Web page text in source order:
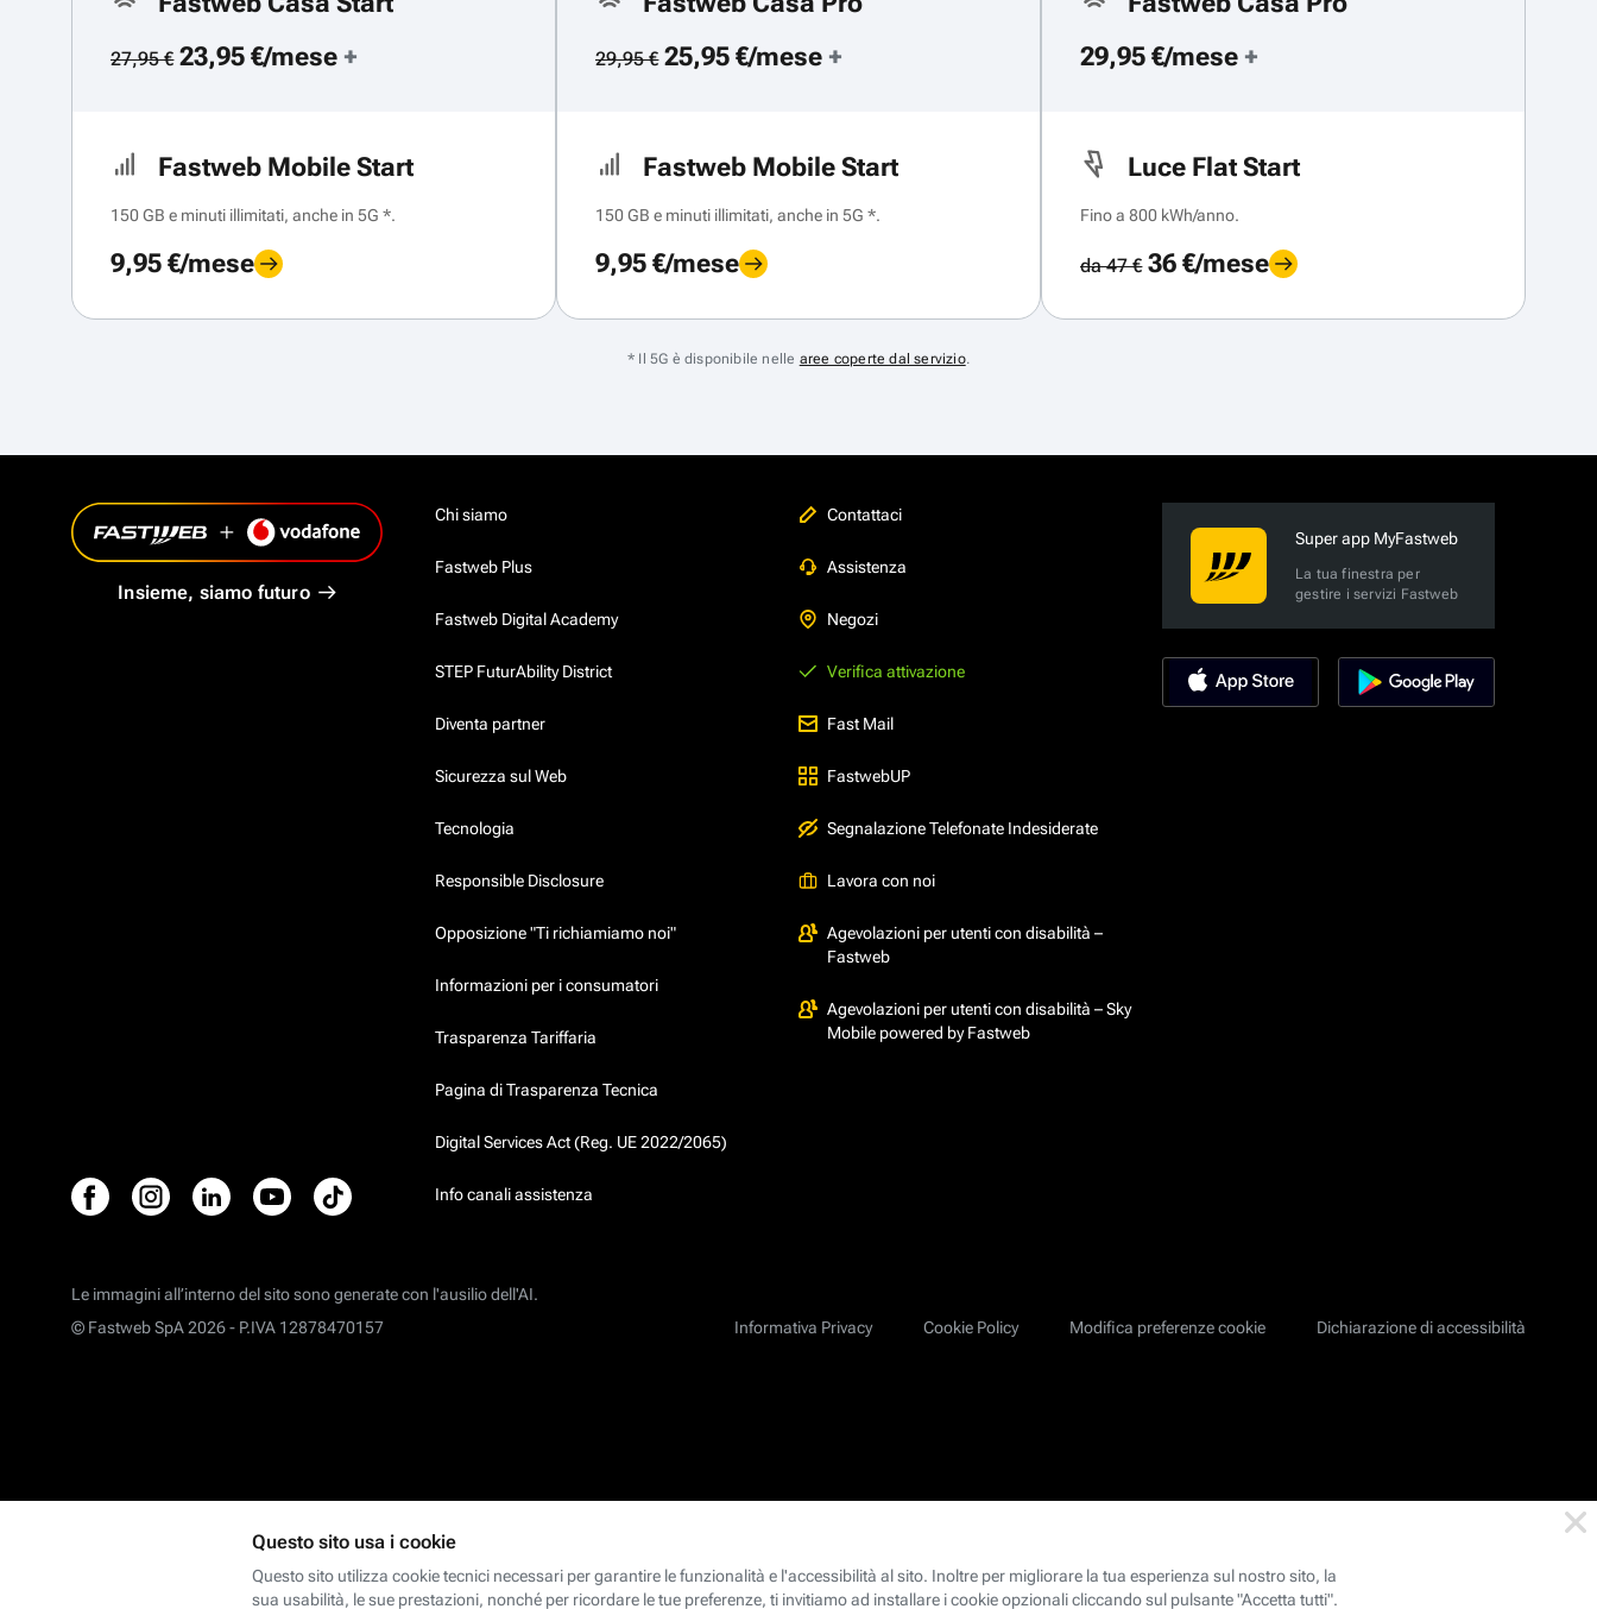
27,95 €23,95 €/mese +
Fastweb Mobile Start
150 GB e minuti illimitati, anche in 5G *.
9,95 €/mese
29,95 €25,95 €/mese +
Fastweb Mobile Start
150 GB e minuti illimitati, anche in 5G *.
9,95 €/mese
29,95 €/mese +
Luce Flat Start
Fino a 800 kWh/anno.
da 47 €36 €/mese
* Il 5G è disponibile nelle aree coperte dal servizio.
Insieme, siamo futuro
Chi siamo
Fastweb Plus
Fastweb Digital Academy
STEP FuturAbility District
Diventa partner
Sicurezza sul Web
Tecnologia
Responsible Disclosure
Opposizione "Ti richiamiamo noi"
Informazioni per i consumatori
Trasparenza Tariffaria
Pagina di Trasparenza Tecnica
Digital Services Act (Reg. UE 2022/2065)
Info canali assistenza
Contattaci
Assistenza
Negozi
Verifica attivazione
Fast Mail
FastwebUP
Segnalazione Telefonate Indesiderate
Lavora con noi
Agevolazioni per utenti con disabilità –
Fastweb
Agevolazioni per utenti con disabilità – Sky
Mobile powered by Fastweb
Super app MyFastweb
La tua finestra per
gestire i servizi Fastweb
Le immagini all’interno del sito sono generate con l'ausilio dell'AI.
Informativa Privacy
Cookie Policy Modifica preferenze cookie Dichiarazione di accessibilità
© Fastweb SpA 2026 - P.IVA 12878470157